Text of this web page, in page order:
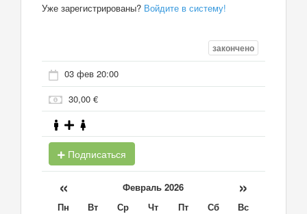
Уже зарегистрированы? Войдите в систему!
закончено
03 фев 20:00
30,00 €
Подписаться
« Февраль 2026 »
Пн Вт Ср Чт Пт Сб
Вс